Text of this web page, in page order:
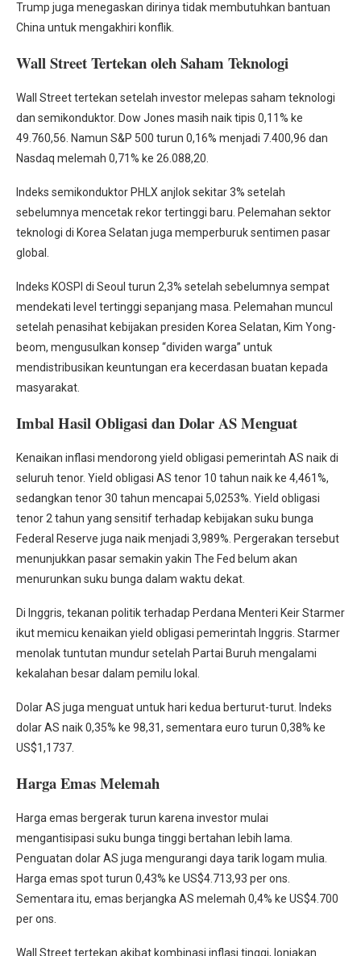
Trump juga menegaskan dirinya tidak membutuhkan bantuan
China untuk mengakhiri konflik.
Wall Street Tertekan oleh Saham Teknologi
Wall Street tertekan setelah investor melepas saham teknologi
dan semikonduktor. Dow Jones masih naik tipis 0,11% ke
49.760,56. Namun S&P 500 turun 0,16% menjadi 7.400,96 dan
Nasdaq melemah 0,71% ke 26.088,20.
Indeks semikonduktor PHLX anjlok sekitar 3% setelah
sebelumnya mencetak rekor tertinggi baru. Pelemahan sektor
teknologi di Korea Selatan juga memperburuk sentimen pasar
global.
Indeks KOSPI di Seoul turun 2,3% setelah sebelumnya sempat
mendekati level tertinggi sepanjang masa. Pelemahan muncul
setelah penasihat kebijakan presiden Korea Selatan, Kim Yong-
beom, mengusulkan konsep “dividen warga” untuk
mendistribusikan keuntungan era kecerdasan buatan kepada
masyarakat.
Imbal Hasil Obligasi dan Dolar AS Menguat
Kenaikan inflasi mendorong yield obligasi pemerintah AS naik di
seluruh tenor. Yield obligasi AS tenor 10 tahun naik ke 4,461%,
sedangkan tenor 30 tahun mencapai 5,0253%. Yield obligasi
tenor 2 tahun yang sensitif terhadap kebijakan suku bunga
Federal Reserve juga naik menjadi 3,989%. Pergerakan tersebut
menunjukkan pasar semakin yakin The Fed belum akan
menurunkan suku bunga dalam waktu dekat.
Di Inggris, tekanan politik terhadap Perdana Menteri Keir Starmer
ikut memicu kenaikan yield obligasi pemerintah Inggris. Starmer
menolak tuntutan mundur setelah Partai Buruh mengalami
kekalahan besar dalam pemilu lokal.
Dolar AS juga menguat untuk hari kedua berturut-turut. Indeks
dolar AS naik 0,35% ke 98,31, sementara euro turun 0,38% ke
US$1,1737.
Harga Emas Melemah
Harga emas bergerak turun karena investor mulai
mengantisipasi suku bunga tinggi bertahan lebih lama.
Penguatan dolar AS juga mengurangi daya tarik logam mulia.
Harga emas spot turun 0,43% ke US$4.713,93 per ons.
Sementara itu, emas berjangka AS melemah 0,4% ke US$4.700
per ons.
Wall Street tertekan akibat kombinasi inflasi tinggi, lonjakan